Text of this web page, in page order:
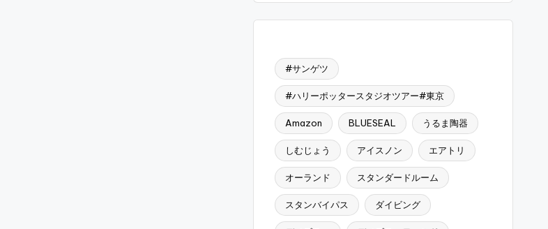
#サンゲツ
#ハリーポッタースタジオツアー#東京
Amazon BLUESEAL うるま陶器
しむじょう アイスノン エアトリ
オーランド スタンダードルーム
スタンバイパス ダイビング